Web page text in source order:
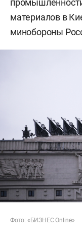
материалов в
минобороны
Фото: «БИЗНЕС Online»